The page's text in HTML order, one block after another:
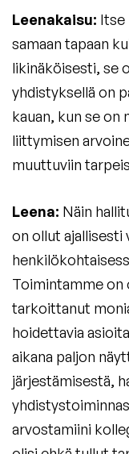
Leenakaisu: Itse
samaan tapaan
likinäköisesti, se
yhdistyksellä on
kauan, kun se
liittymisen
muuttuviin
Leena: Näin
on ollut ajallisesti
Toimintamme on
tarkoittanut
hoidettavia
aikana paljon
järjestämisestä,
arvostamiini